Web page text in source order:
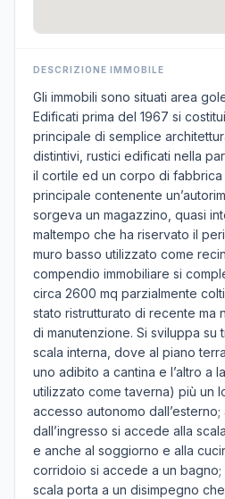
DESCRIZIONE IMMOBILE
Gli immobili sono situati area
Edificati prima del 1967 si
principale di semplice
distintivi, rustici edificati nella
il cortile ed un corpo di fabbrica
principale contenente
sorgeva un magazzino, quasi
maltempo che ha riservato il
muro basso utilizzato come
compendio immobiliare si
circa 2600 mq parzialmente
stato ristrutturato di recente ma
di manutenzione. Si sviluppa su
scala interna, dove al piano
uno adibito a cantina e l’altro a
utilizzato come taverna) più un
accesso autonomo
dall’ingresso si accede alla
e anche al soggiorno e alla
corridoio si accede a un
scala porta a un disimpegno